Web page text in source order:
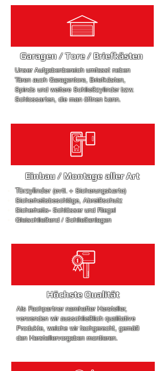
Garagen / Tore/ Briefkästen
Unser Aufgabenbereich umfasst neben
Türen auch Garagentore, Briefkästen,
Spinds und weitere Schließzylinder bzw.
Schlossarten, die man öffnen kann.
Einbau / Montage aller Art
Türzylinder(evtl. + Sicherungskarte)
Sicherheitsbeschläge, Abreißschutz
Sicherheits- Schlösser und Riegel
Gleischließend / Schließanlagen
Höchste Qualität
Als Fachpartner namhafter Hersteller,
verwenden wir ausschließlich qualitative
Produkte, welche wir fachgerecht, gemäß
den Herstellervorgaben montieren.